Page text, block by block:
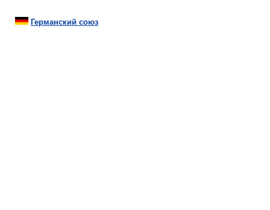
Германский союз